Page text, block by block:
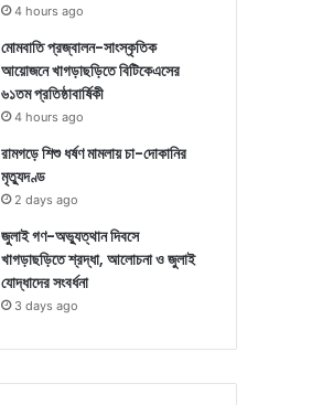
4 hours ago
মোমবাতি প্রজ্বালন-সাংস্কৃতিক
আয়োজনে খাগড়াছড়িতে বিটিকেএসের
৬১তম প্রতিষ্ঠাবার্ষিকী
4 hours ago
রামগড়ে শিশু ধর্ষণ মামলায় চা-দোকানির
মৃত্যুদণ্ড
2 days ago
জুলাই গণ-অভ্যুত্থান দিবসে
খাগড়াছড়িতে শ্রদ্ধা, আলোচনা ও জুলাই
যোদ্ধাদের সংবর্ধনা
3 days ago